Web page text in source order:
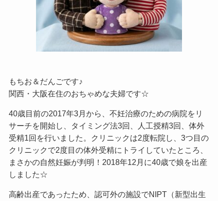
もちお＆だんごです♪
関西・大阪在住のおちゃめな夫婦です☆
40歳目前の2017年3月から、不妊治療のための病院をリ
サーチを開始し、タイミング法3回、人工授精3回、体外
受精1回を行いました。クリニックは2度転院し、3つ目の
クリニックで2度目の体外受精にトライしていたところ、
まさかの自然妊娠が判明！2018年12月に40歳で娘を出産
しました☆
高齢出産であったため、認可外の施設でNIPT（新型出生